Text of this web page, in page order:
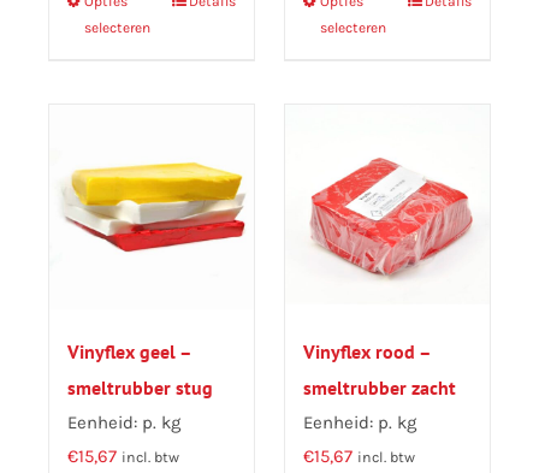
selecterenproduct
Deze
optie
kan
selecterenproduct
Deze
optie
kan
gekozen
Vinyflex geel –
smeltrubber stug
Eenheid: p. kg
€15,67 incl. btw
Vinyflex rood –
smeltrubber zacht
Eenheid: p. kg
€15,67 incl. btw